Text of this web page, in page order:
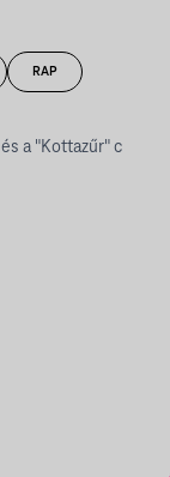
RAP
a "Kottazűr" c